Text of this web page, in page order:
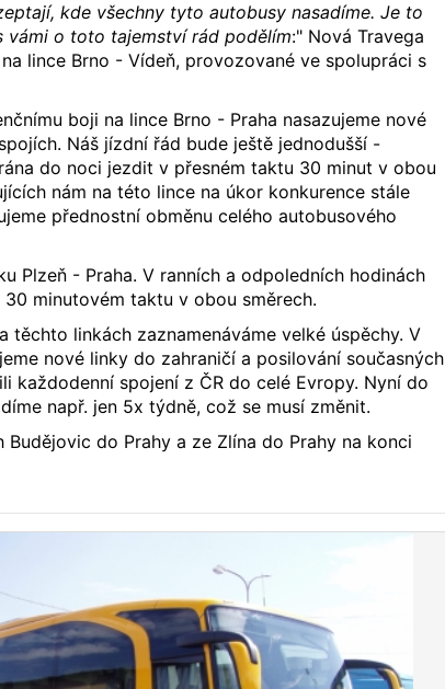
kde všechny tyto autobusy nasadíme. Je to
vámi o toto tajemství rád podělím:" Nová Travega
lince Brno - Vídeň, provozované ve spolupráci s
boji na lince Brno - Praha nasazujeme nové
Náš jízdní řád bude ještě jednodušší -
do noci jezdit v přesném taktu 30 minut v obou
nám na této lince na úkor konkurence stále
přednostní obměnu celého autobusového
Plzeň - Praha. V ranních a odpoledních hodinách
minutovém taktu v obou směrech.
těchto linkách zaznamenáváme velké úspěchy. V
nové linky do zahraničí a posilování současných
každodenní spojení z ČR do celé Evropy. Nyní do
např. jen 5x týdně, což se musí změnit.
Budějovic do Prahy a ze Zlína do Prahy na konci